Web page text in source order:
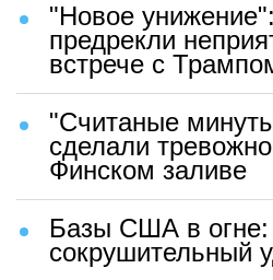
"Новое
предрекли
встрече с
"Считаные
сделали
Финском заливе
Базы США в огне:
сокрушительный